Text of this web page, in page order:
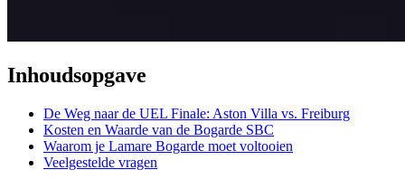
Inhoudsopgave
De Weg naar de UEL Finale: Aston Villa vs. Freiburg
Kosten en Waarde van de Bogarde SBC
Waarom je Lamare Bogarde moet voltooien
Veelgestelde vragen